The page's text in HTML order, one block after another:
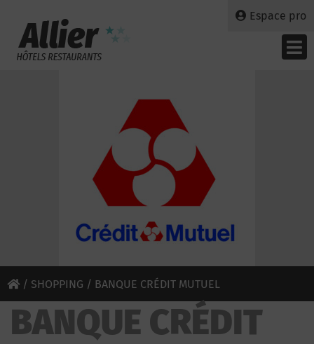
Espace pro
/ SHOPPING / BANQUE CRÉDIT MUTUEL
BANQUE CRÉDIT